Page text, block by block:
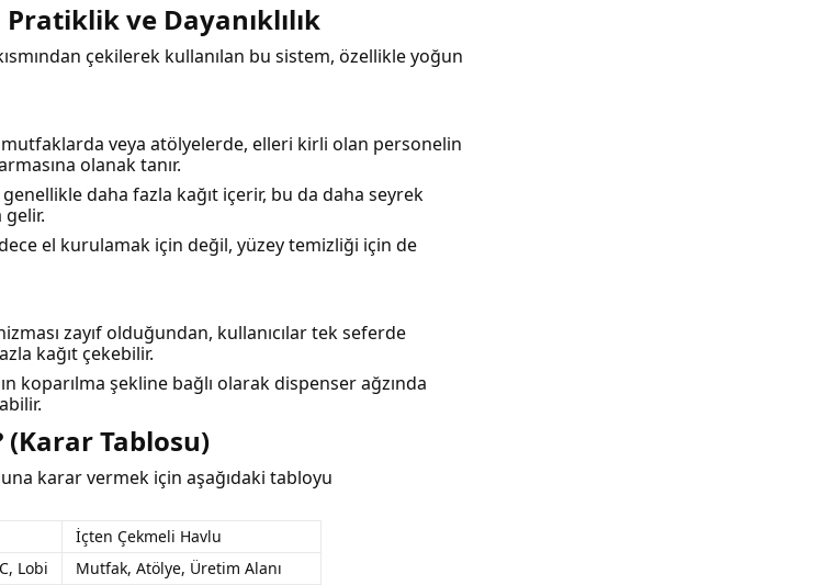
ve Dayanıklılık
çekilerek kullanılan bu sistem, özellikle yoğun
veya atölyelerde, elleri kirli olan personelin
olanak tanır.
daha fazla kağıt içerir, bu da daha seyrek
gelir.
el kurulamak için değil, yüzey temizliği için de
zayıf olduğundan, kullanıcılar tek seferde
kağıt çekebilir.
koparılma şekline bağlı olarak dispenser ağzında
(Karar Tablosu)
karar vermek için aşağıdaki tabloyu
İçten Çekmeli Havlu
Lobi
Mutfak, Atölye, Üretim Alanı